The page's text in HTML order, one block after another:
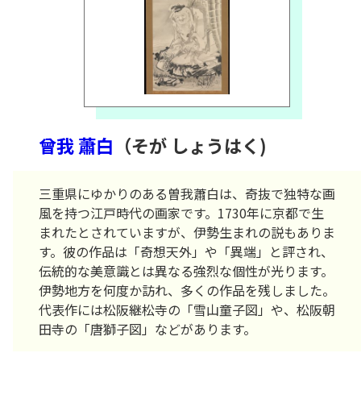
曾我 蕭白 （そが しょうはく)
三重県にゆかりのある曽我蕭白は、奇抜で独特な画
風を持つ江戸時代の画家です。1730年に京都で生
まれたとされていますが、伊勢生まれの説もありま
す。彼の作品は「奇想天外」や「異端」と評され、
伝統的な美意識とは異なる強烈な個性が光ります。
伊勢地方を何度か訪れ、多くの作品を残しました。
代表作には松阪継松寺の「雪山童子図」や、松阪朝
田寺の「唐獅子図」などがあります。